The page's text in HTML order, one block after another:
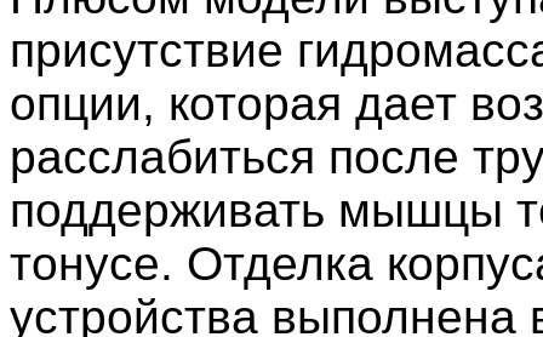
присутствие
опции, которая дает
расслабиться после
поддерживать мышцы
тонусе. Отделка
устройства выполнена